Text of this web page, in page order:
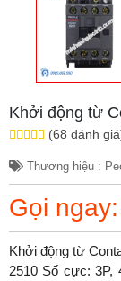
Khởi động từ
(68 đánh
Thương hiệu :
Gọi
Khởi động từ
2510 Số cực: 3P,